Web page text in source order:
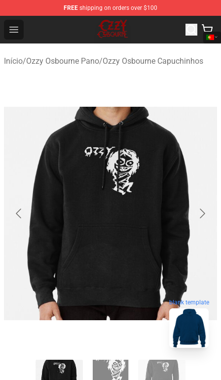
FREE shipping on orders over $100
Open menu
Ozzy Osbourne Store - Official Ozzy Osbourne
Início/Ozzy Osbourne Pano/Ozzy Osbourne Capuchinhos
blank template